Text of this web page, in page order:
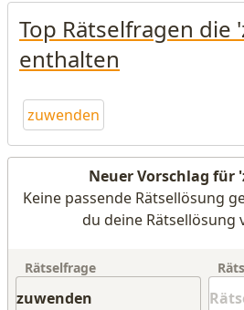
Top Rätselfragen die
enthalten
zuwenden
Neuer Vorschlag für
Keine passende Rätsellösung
du deine Rätsellösung
Rätselfrage